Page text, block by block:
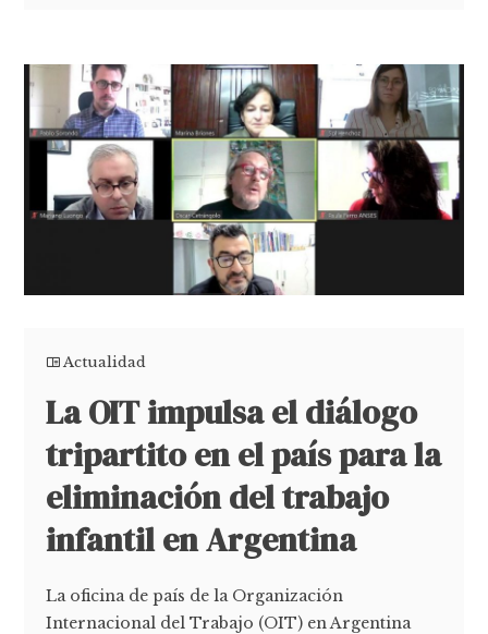
Actualidad
La OIT impulsa el diálogo
tripartito en el país para la
eliminación del trabajo
infantil en Argentina
La oficina de país de la Organización
Internacional del Trabajo (OIT) en Argentina